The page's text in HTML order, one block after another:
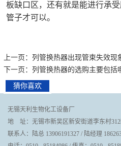
板缺口区，还有就是能进行承
管子才可以。
上一页：列管换热器出现管束失效现
下一页：列管换热器的选购主要包括
猜你喜欢
无锡天利生物化工设备厂
地 址：无锡市新吴区新安街道李东村
联系人：陆总 13906191327 / 陆经理